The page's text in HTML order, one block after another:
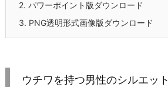
2. パワーポイント版ダウンロード
3. PNG透明形式画像版ダウンロード
ウチワを持つ男性のシルエット